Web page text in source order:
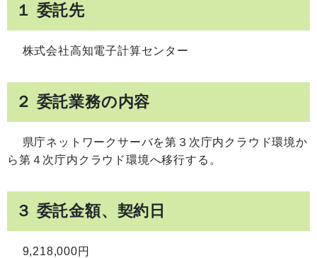
１ 委託先
株式会社高知電子計算センター
２ 委託業務の内容
県庁ネットワークサーバを第３次庁内クラウド環境か
ら第４次庁内クラウド環境へ移行する。
３ 委託金額、契約日
9,218,000円